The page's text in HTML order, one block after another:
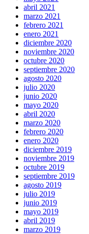
abril 2021
marzo 2021
febrero 2021
enero 2021
diciembre 2020
noviembre 2020
octubre 2020
septiembre 2020
agosto 2020
julio 2020
junio 2020
mayo 2020
abril 2020
marzo 2020
febrero 2020
enero 2020
diciembre 2019
noviembre 2019
octubre 2019
septiembre 2019
agosto 2019
julio 2019
junio 2019
mayo 2019
abril 2019
marzo 2019